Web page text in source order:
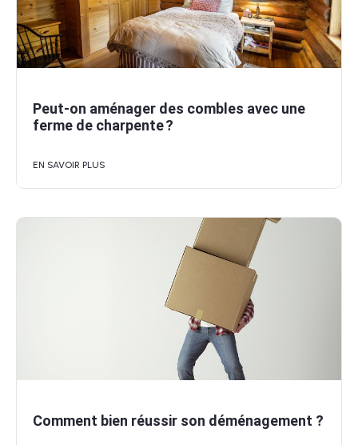
Peut-on aménager des combles avec une
ferme de charpente ?
EN SAVOIR PLUS
Comment bien réussir son déménagement ?